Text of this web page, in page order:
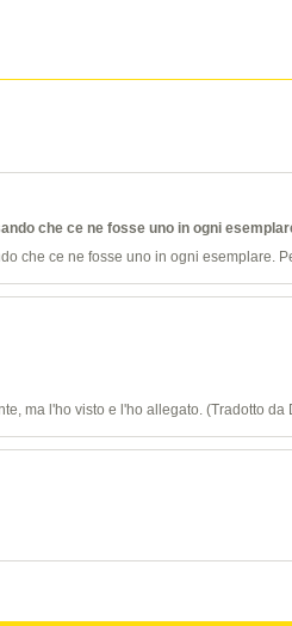
che ce ne fosse uno in ogni
che ce ne fosse uno in ogni esemplare.
ma l'ho visto e l'ho allegato. (Tradotto da